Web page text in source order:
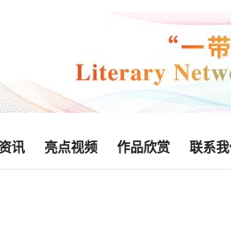
讯 亮点视频 作品欣赏 联系